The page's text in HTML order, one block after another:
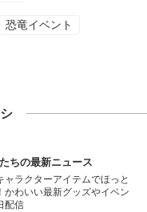
恐竜イベント
ちの最新ニュース
ャラクターアイテムでほっと
かわいい最新グッズやイベン
配信